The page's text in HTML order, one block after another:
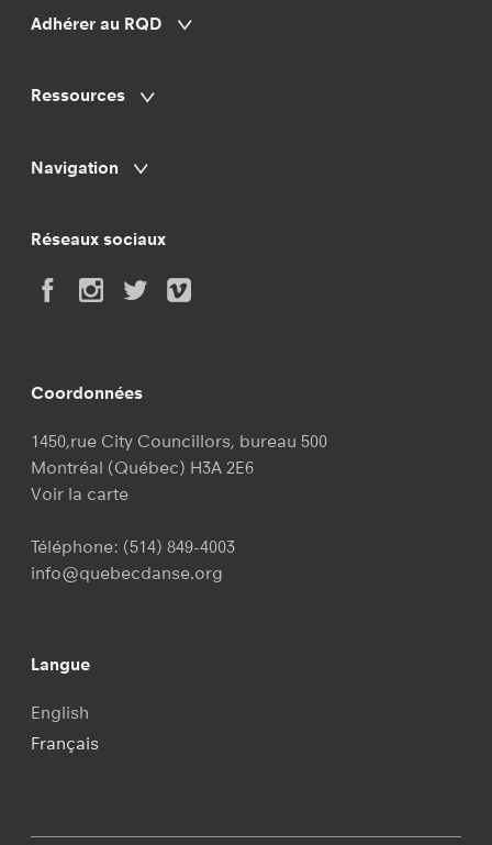
Adhérer au RQD
Ressources
Navigation
Réseaux sociaux
Coordonnées
1450,rue City Councillors, bureau 500
Montréal (Québec) H3A 2E6
Voir la carte
Téléphone: (514) 849-4003
info@quebecdanse.org
Langue
English
Français